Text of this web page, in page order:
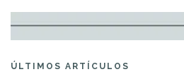
ÚLTIMOS ARTÍCULOS